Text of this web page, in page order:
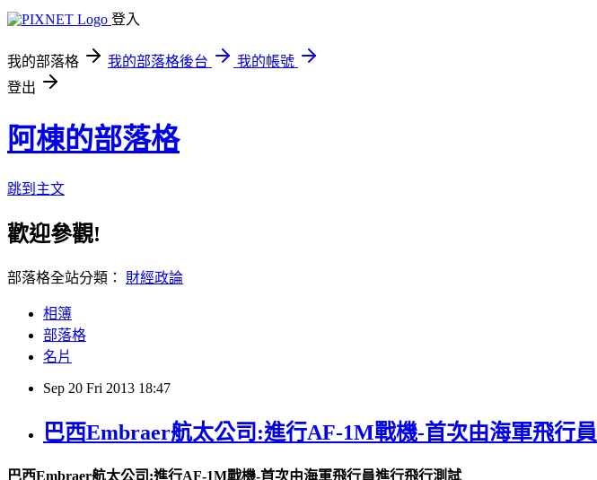
登入
我的部落格 我的部落格後台
我的帳號
登出
阿棟的部落格
跳到主文
歡迎參觀!
部落格全站分類： 財經政論
相簿
部落格
名片
Sep 20 Fri 2013 18:47
巴西Embraer航太公司:進行AF-1M戰機-首次由海軍飛行
巴西Embraer航太公司:進行AF-1M戰機-首次由海軍飛行員進行飛行測試